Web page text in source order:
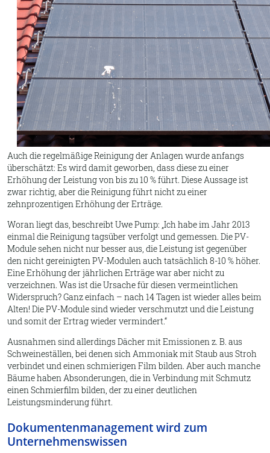
Auch die regelmäßige Reinigung der Anlagen wurde anfangs
überschätzt: Es wird damit geworben, dass diese zu einer
Erhöhung der Leistung von bis zu 10 % führt. Diese Aussage ist
zwar richtig, aber die Reinigung führt nicht zu einer
zehnprozentigen Erhöhung der Erträge.
Woran liegt das, beschreibt Uwe Pump: Ich habe im Jahr 2013
einmal die Reinigung tagsüber verfolgt und gemessen. Die PV-
Module sehen nicht nur besser aus, die Leistung ist gegenüber
den nicht gereinigten PV-Modulen auch tatsächlich 8-10 % höher.
Eine Erhöhung der jährlichen Erträge war aber nicht zu
verzeichnen. Was ist die Ursache für diesen vermeintlichen
Widerspruch? Ganz einfach – nach 14 Tagen ist wieder alles beim
Alten! Die PV-Module sind wieder verschmutzt und die Leistung
und somit der Ertrag wieder vermindert.
Ausnahmen sind allerdings Dächer mit Emissionen z. B. aus
Schweineställen, bei denen sich Ammoniak mit Staub aus Stroh
verbindet und einen schmierigen Film bilden. Aber auch manche
Bäume haben Absonderungen, die in Verbindung mit Schmutz
einen Schmierfilm bilden, der zu einer deutlichen
Leistungsminderung führt.
Dokumentenmanagement wird zum
Unternehmenswissen